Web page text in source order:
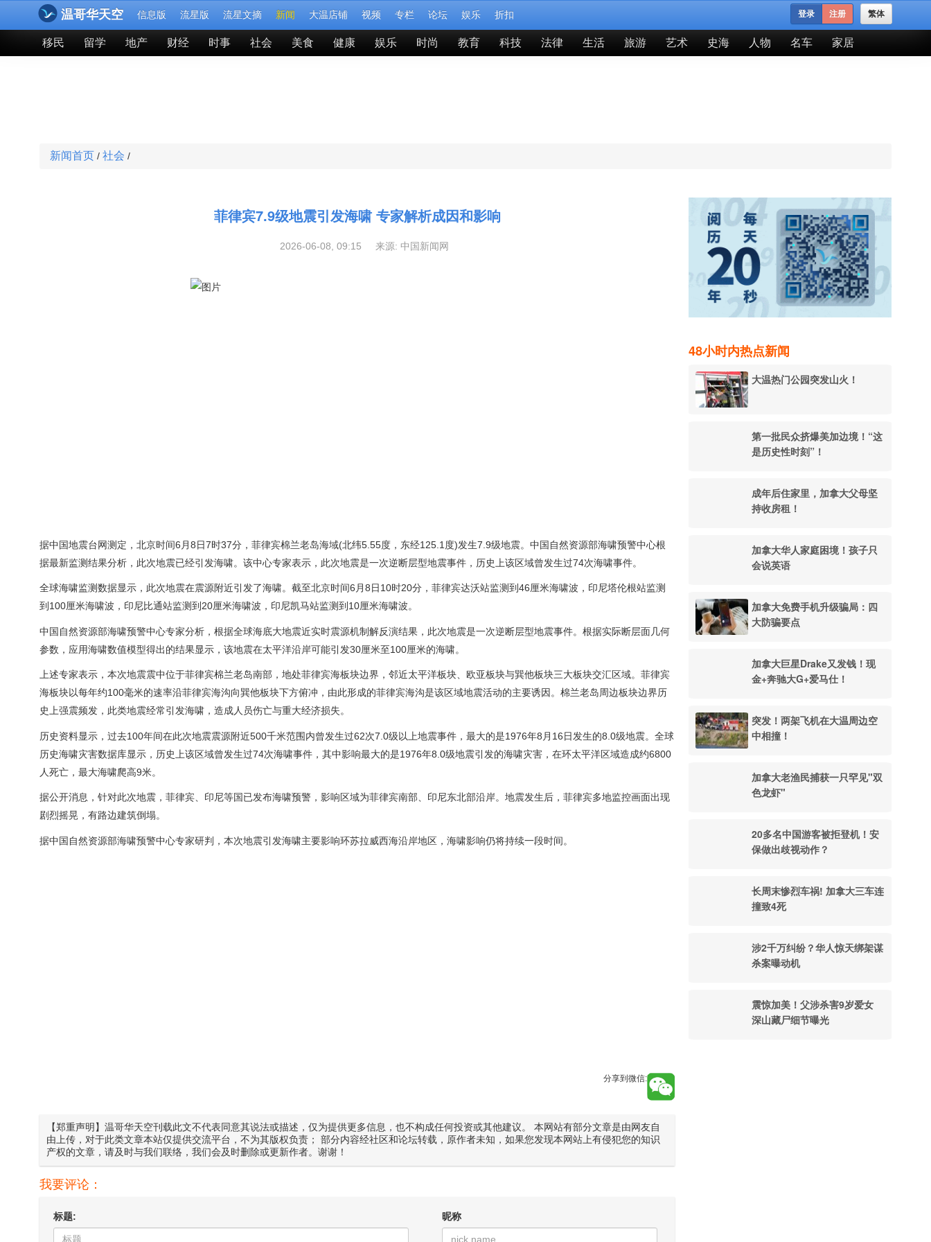
温哥华天空 信息版 流星版 流星文摘 新闻 大温店铺 视频 专栏 论坛 娱乐 折扣 繁体
登录 注册
移民 留学 地产 财经 时事 社会 美食 健康 娱乐 时尚 教育 科技 法律 生活 旅游 艺术 史海 人物 名车 家居
新闻首页 / 社会 /
菲律宾7.9级地震引发海啸 专家解析成因和影响
2026-06-08, 09:15 来源: 中国新闻网
据中国地震台网测定，北京时间6月8日7时37分，菲律宾棉兰老岛海域(北纬5.55度，东经125.1度)发生7.9级地震。中国自然资源部海啸预警中心根
据最新监测结果分析，此次地震已经引发海啸。该中心专家表示，此次地震是一次逆断层型地震事件，历史上该区域曾发生过74次海啸事件。
全球海啸监测数据显示，此次地震在震源附近引发了海啸。截至北京时间6月8日10时20分，菲律宾达沃站监测到46厘米海啸波，印尼塔伦根站监测
到100厘米海啸波，印尼比通站监测到20厘米海啸波，印尼凯马站监测到10厘米海啸波。
中国自然资源部海啸预警中心专家分析，根据全球海底大地震近实时震源机制解反演结果，此次地震是一次逆断层型地震事件。根据实际断层面几何
参数，应用海啸数值模型得出的结果显示，该地震在太平洋沿岸可能引发30厘米至100厘米的海啸。
上述专家表示，本次地震震中位于菲律宾棉兰老岛南部，地处菲律宾海板块边界，邻近太平洋板块、欧亚板块与巽他板块三大板块交汇区域。菲律宾
海板块以每年约100毫米的速率沿菲律宾海沟向巽他板块下方俯冲，由此形成的菲律宾海沟是该区域地震活动的主要诱因。棉兰老岛周边板块边界历
史上强震频发，此类地震经常引发海啸，造成人员伤亡与重大经济损失。
历史资料显示，过去100年间在此次地震震源附近500千米范围内曾发生过62次7.0级以上地震事件，最大的是1976年8月16日发生的8.0级地震。全球
历史海啸灾害数据库显示，历史上该区域曾发生过74次海啸事件，其中影响最大的是1976年8.0级地震引发的海啸灾害，在环太平洋区域造成约6800
人死亡，最大海啸爬高9米。
据公开消息，针对此次地震，菲律宾、印尼等国已发布海啸预警，影响区域为菲律宾南部、印尼东北部沿岸。地震发生后，菲律宾多地监控画面出现
剧烈摇晃，有路边建筑倒塌。
据中国自然资源部海啸预警中心专家研判，本次地震引发海啸主要影响环苏拉威西海沿岸地区，海啸影响仍将持续一段时间。
分享到微信:
【郑重声明】温哥华天空刊载此文不代表同意其说法或描述，仅为提供更多信息，也不构成任何投资或其他建议。 本网站有部分文章是由网友自
由上传，对于此类文章本站仅提供交流平台，不为其版权负责； 部分内容经社区和论坛转载，原作者未知，如果您发现本网站上有侵犯您的知识
产权的文章，请及时与我们联络，我们会及时删除或更新作者。谢谢！
我要评论：
标题: 昵称
48小时内热点新闻
大温热门公园突发山火！
第一批民众挤爆美加边境！“这
是历史性时刻”！
成年后住家里，加拿大父母坚
持收房租！
加拿大华人家庭困境！孩子只
会说英语
加拿大免费手机升级骗局：四
大防骗要点
加拿大巨星Drake又发钱！现
金+奔驰大G+爱马仕！
突发！两架飞机在大温周边空
中相撞！
加拿大老渔民捕获一只罕见"双
色龙虾"
20多名中国游客被拒登机！安
保做出歧视动作？
长周末惨烈车祸! 加拿大三车连
撞致4死
涉2千万纠纷？华人惊天绑架谋
杀案曝动机
震惊加美！父涉杀害9岁爱女
深山藏尸细节曝光